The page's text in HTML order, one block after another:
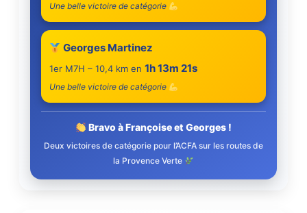
Une belle victoire de catégorie
Georges Martinez
1er M7H – 10,4 km en 1h 13m 21s
Une belle victoire de catégorie
Bravo à Françoise et Georges !
Deux victoires de catégorie pour l’ACFA sur les routes de
la Provence Verte